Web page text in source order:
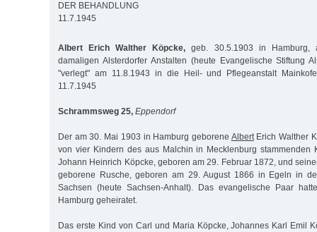
DER BEHANDLUNG
11.7.1945
Albert Erich Walther Köpcke, geb. 30.5.1903 in Hamburg,
damaligen Alsterdorfer Anstalten (heute Evangelische Stiftung
"verlegt" am 11.8.1943 in die Heil- und Pflegeanstalt
11.7.1945
Schrammsweg 25, Eppendorf
Der am 30. Mai 1903 in Hamburg geborene AlbertErich Walther
von vier Kindern des aus Malchin in Mecklenburg stammenden
Johann Heinrich Köpcke, geboren am 29. Februar 1872, und
geborene Rusche, geboren am 29. August 1866 in Egeln in
Sachsen (heute Sachsen-Anhalt). Das evangelische Paar
Hamburg geheiratet.
Das erste Kind von Carl und Maria Köpcke, Johannes Karl Emil